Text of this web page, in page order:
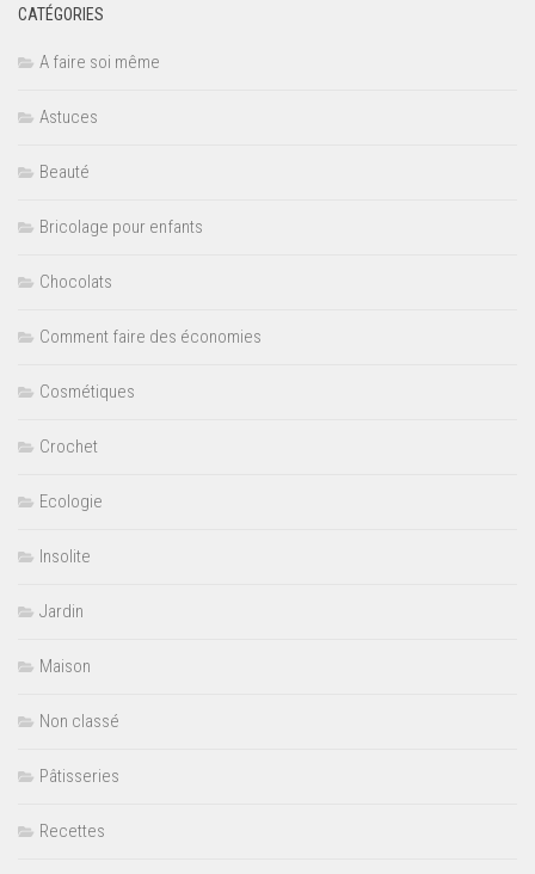
CATÉGORIES
A faire soi même
Astuces
Beauté
Bricolage pour enfants
Chocolats
Comment faire des économies
Cosmétiques
Crochet
Ecologie
Insolite
Jardin
Maison
Non classé
Pâtisseries
Recettes